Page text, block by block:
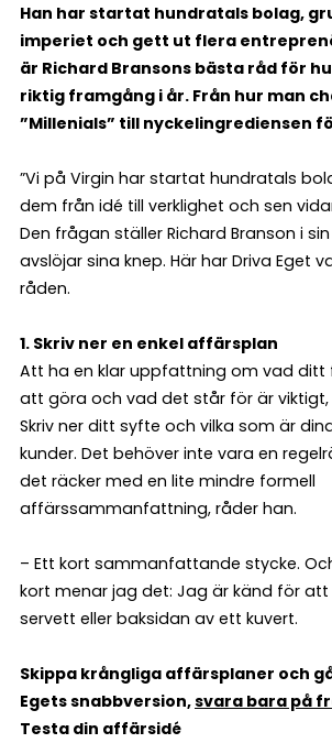
Han har startat hundratals bolag,
imperiet och gett ut flera
är Richard Bransons bästa råd för
riktig framgång i år. Från hur man
”Millenials” till nyckelingrediensen
”Vi på Virgin har startat hundratals
dem från idé till verklighet och sen
Den frågan ställer Richard Branson i
avslöjar sina knep. Här har Driva Eget
råden.
1. Skriv ner en enkel affärsplan
Att ha en klar uppfattning om vad
att göra och vad det står för är viktigt,
Skriv ner ditt syfte och vilka som är
kunder. Det behöver inte vara en
det räcker med en lite mindre formell
affärssammanfattning, råder han.
– Ett kort sammanfattande stycke.
kort menar jag det: Jag är känd för
servett eller baksidan av ett kuvert.
Skippa krångliga affärsplaner och
Egets snabbversion,svara bara på
Testa din affärsidé